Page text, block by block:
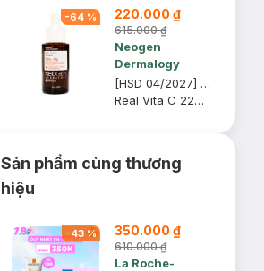
Phẩm trị giá 70K
(SL có hạn)
-64 % 220.000 ₫
615.000 ₫
Neogen
Dermalogy
[HSD 04/2027] Serum Neogen Dermalogy Dưỡng Sáng Da, Mờ Thâm 32g
Real Vita C 22% + 5% Niacinamide Serum
Sản phẩm cùng thương
hiệu
-43% 350.000 ₫
610.000 ₫
La Roche-